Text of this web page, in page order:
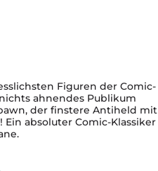
Figuren der Comic-
ahnendes Publikum
der finstere Antiheld mit
absoluter Comic-Klassiker